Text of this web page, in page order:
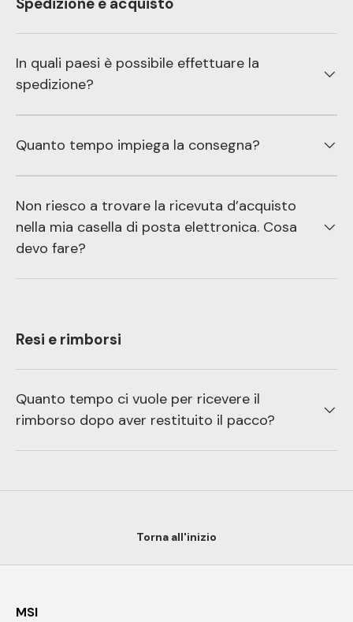
In quali paesi è possibile effettuare la
spedizione?
Quanto tempo impiega la consegna?
Non riesco a trovare la ricevuta d’acquisto
nella mia casella di posta elettronica. Cosa
devo fare?
Resi e rimborsi
Quanto tempo ci vuole per ricevere il
rimborso dopo aver restituito il pacco?
Torna all'inizio
MSI